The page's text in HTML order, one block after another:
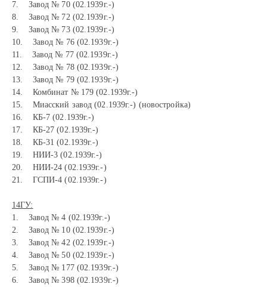
7. Завод № 70 (02.1939г.-)
8. Завод № 72 (02.1939г.-)
9. Завод № 73 (02.1939г.-)
10. Завод № 76 (02.1939г.-)
11. Завод № 77 (02.1939г.-)
12. Завод № 78 (02.1939г.-)
13. Завод № 79 (02.1939г.-)
14. Комбинат № 179 (02.1939г.-)
15. Миасский завод (02.1939г.-) (новостройка)
16. КБ-7 (02.1939г.-)
17. КБ-27 (02.1939г.-)
18. КБ-31 (02.1939г.-)
19. НИИ-3 (02.1939г.-)
20. НИИ-24 (02.1939г.-)
21. ГСПИ-4 (02.1939г.-)
14ГУ:
1. Завод № 4 (02.1939г.-)
2. Завод № 10 (02.1939г.-)
3. Завод № 42 (02.1939г.-)
4. Завод № 50 (02.1939г.-)
5. Завод № 177 (02.1939г.-)
6. Завод № 398 (02.1939г.-)